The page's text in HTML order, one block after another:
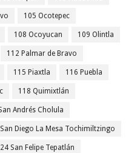
105 Ocotepec
108 Ocoyucan 109 Olintla
112 Palmar de Bravo
115 Piaxtla 116 Puebla
118 Quimixtlán
Andrés Cholula
Diego La Mesa Tochimiltzingo
San Felipe Tepatlán